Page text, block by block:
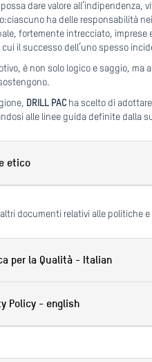
dare valore all’indipendenza,
ha delle responsabilità
fortemente intrecciato, imprese
il successo dell’uno spesso
è non solo logico e saggio,
DRILL PAC ha scelto di
alle linee guida definite dalla
etico
documenti relativi alle politiche
per la Qualità - Italian
Policy - english